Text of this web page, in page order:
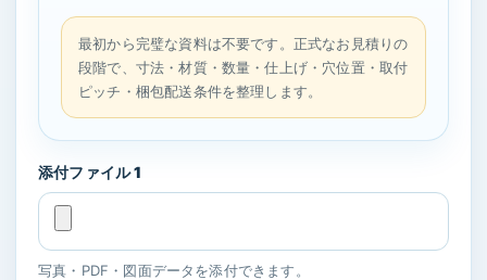
最初から完璧な資料は不要です。正式なお見積りの
段階で、寸法・材質・数量・仕上げ・穴位置・取付
ピッチ・梱包配送条件を整理します。
添付ファイル 1
写真・PDF・図面データを添付できます。